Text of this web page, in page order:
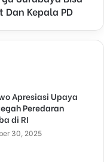
Kepala PD
Apresiasi Upaya
Peredaran
di RI
30, 2025